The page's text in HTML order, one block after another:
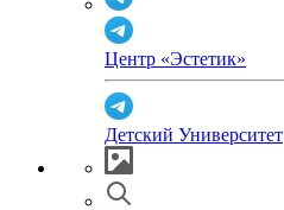
Центр «Эстетик»
Детский Университет